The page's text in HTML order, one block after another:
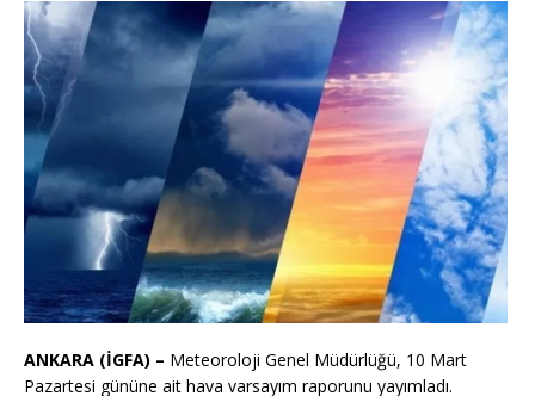
ANKARA (İGFA) – Meteoroloji Genel Müdürlüğü, 10 Mart
Pazartesi gününe ait hava varsayım raporunu yayımladı.